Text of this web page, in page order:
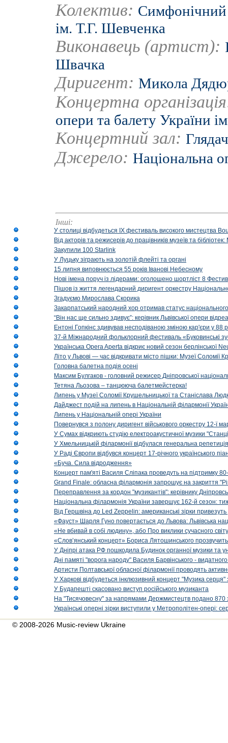
Колектив: Симфонічний
ім. Т.Г. Шевченка
Виконавець (артист):
Швачка
Диригент: Микола
Концертна
опери та балету України
Концертний зал:
Джерело: Національна
Інші:
У столиці відбудеться IX фестиваль високого мистецтва
Від акторів та режисерів до працівників музеїв та
Закупили 100 Starlink
У Луцьку зіграють на золотій флейті та органі
15 липня виповнюється 55 років Іванові Небесному
Нові імена поруч із лідерами: оголошено шортліст 8
Пішов із життя легендарний диригент оркестру
Згадуємо Мирослава Скорика
Закарпатський народний хор отримав статус національного
“Він нас ще сильно здивує”: керівник Львівської опери
Ентоні Гопкінс здивував несподіваною зміною кар'єри у 88
37-й Міжнародний фольклорний фестиваль «Буковинські
Українська Opera Aperta відкриє новий сезон берлінської
Літо у Львові — час відкривати місто пішки: Музеї Соломії
Головна балетна подія осені
Максим Булгаков - головний режисер Дніпровської
Тетяна Льозова – танцююча балетмейстерка!
Липень у Музеї Соломії Крушельницької та Станіслава
Дайджест подій на липень в Національній філармонії
Липень у Національній опері України
Повернувся з полону диригент військового оркестру 12-ї
У Сумах відкриють студію електроакустичної музики
У Хмельницькій філармонії відбулася генеральна
У Раді Європи відбувся концерт 17-річного українського
«Буча. Сила відродження»
Концерт пам'яті Василя Сліпака проведуть на підтримку
Grand Finale: обласна філармонія запрошує на закриття
Переправлення за кордон "музикантів": керівнику
Національна філармонія України завершує 162-й сезон:
Від Гершвіна до Led Zeppelin: американські зірки
«Фауст» Шарля Гуно повертається до Львова: Львівська
«Не вбивай в собі людину», або Про виклики сучасного світу
«Слов’янський концерт» Бориса Лятошинського
У Дніпрі атака РФ пошкодила Будинок органної музики та
Дні памяті "ворога народу" Василя Барвінського -
Артисти Полтавської обласної філармонії проводять
У Харкові відбудеться інклюзивний концерт "Музика
У Будапешті скасовано виступ російського музиканта
На "Тисячовесну" за напрямами Держмистецтв подано 870
Українські оперні зірки виступили у Метрополітен-опері:
© 2008-2026 Music-review Ukraine